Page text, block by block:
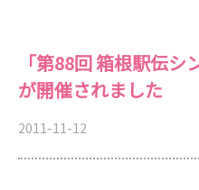
「第88回 箱根駅伝シ
が開催されました
2011-11-12